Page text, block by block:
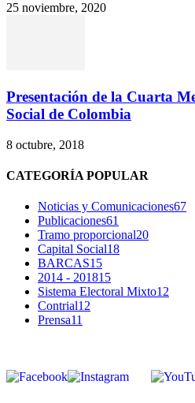
25 noviembre, 2020
Presentación de la Cuarta
Social de Colombia
8 octubre, 2018
CATEGORÍA POPULAR
Noticias y Comunicaciones67
Publicaciones61
Tramo proporcional20
Capital Social18
BARCAS15
2014 - 201815
Sistema Electoral Mixto12
Contrial12
Prensa11